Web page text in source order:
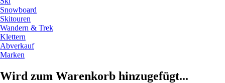
Snowboard
Skitouren
Wandern & Trek
Klettern
Abverkauf
Marken
Wird zum Warenkorb hinzugefügt...